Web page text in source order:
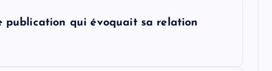
publication qui évoquait sa relation